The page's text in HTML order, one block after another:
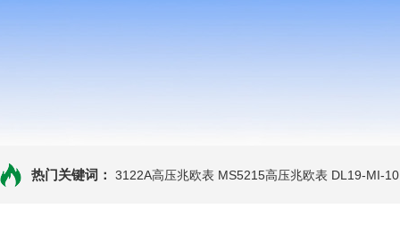
热门关键词： 3122A高压兆欧表 MS5215高压兆欧表 DL19-MI-